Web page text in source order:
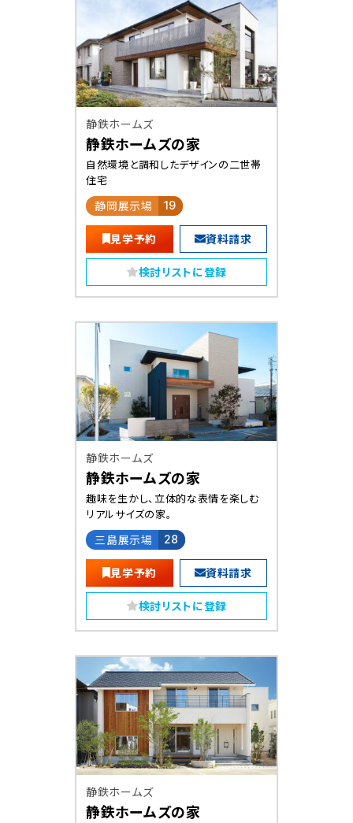
静鉄ホームズ
静鉄ホームズの家
自然環境と調和したデザインの二世帯
住宅
静岡展示場 19
見学予約 資料請求
検討リストに登録
静鉄ホームズ
静鉄ホームズの家
趣味を生かし、立体的な表情を楽しむ
リアルサイズの家。
三島展示場 28
見学予約 資料請求
検討リストに登録
静鉄ホームズ
静鉄ホームズの家